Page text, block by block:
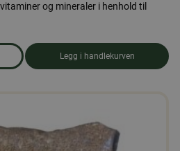
og mineraler i henhold til
Duefôr 25 kg
Legg i handlekurven